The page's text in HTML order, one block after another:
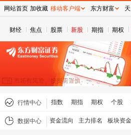
财经 焦点 股票 新股 期指 期权
行情中心 指数 期指 期权 个股
数据中心 资金流向 主力排名 板块资金
网站首页 加收藏 移动客户端 东方财富